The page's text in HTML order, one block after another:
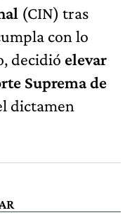
(CIN) tras
con lo
decidió elevar
Suprema de
dictamen